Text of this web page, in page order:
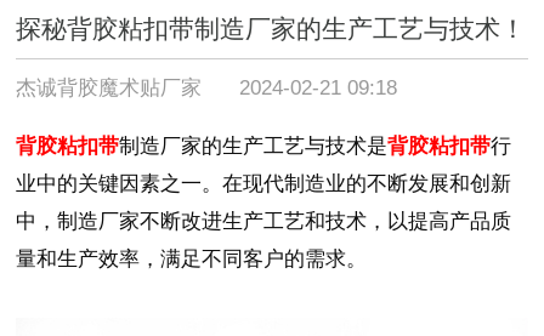
探秘背胶粘扣带制造厂家的生产工艺与技术！
杰诚背胶魔术贴厂家 2024-02-21 09:18
背胶粘扣带制造厂家的生产工艺与技术是背胶粘扣带行
业中的关键因素之一。在现代制造业的不断发展和创新
中，制造厂家不断改进生产工艺和技术，以提高产品质
量和生产效率，满足不同客户的需求。